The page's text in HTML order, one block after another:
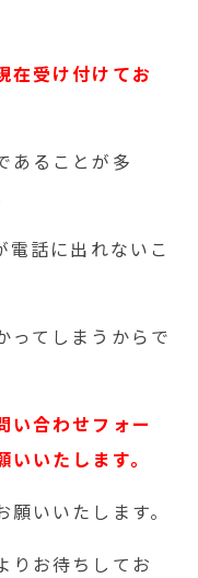
在受け付けてお
あることが多
話に出れないこ
ってしまうからで
い合わせフォー
いたします。
いいたします。
りお待ちしてお